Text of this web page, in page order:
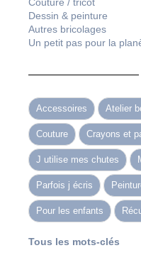
Couture / tricot
Dessin & peinture
Autres bricolages
Un petit pas pour la
Accessoires Atelier
Couture Crayons et
J utilise mes chutes
Parfois j écris
Pour les enfants
Tous les mots-clés